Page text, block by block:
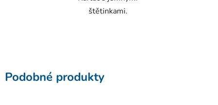
štětinkami.
Podobné produkty